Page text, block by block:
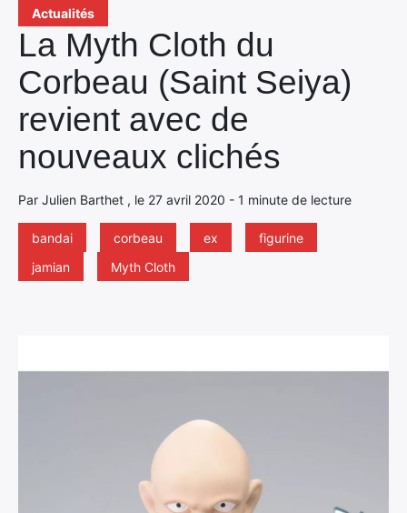
Actualités
La Myth Cloth du
Corbeau (Saint Seiya)
revient avec de
nouveaux clichés
Par Julien Barthet , le 27 avril 2020 - 1 minute de lecture
bandai corbeau ex
figurine
jamian
Myth Cloth